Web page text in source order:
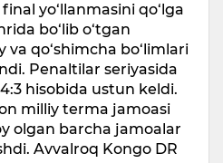
yo‘llanmasini qo‘lga
bo‘lib o‘tgan
qo‘shimcha bo‘limlari
Penaltilar seriyasida
hisobida ustun keldi.
milliy terma jamoasi
olgan barcha jamoalar
Avvalroq Kongo DR